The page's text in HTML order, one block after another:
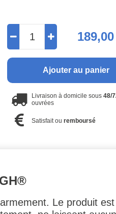
Ajouter au panier
Livraison à domicile sous48/
ouvrées
Satisfait ouremboursé
Le produit